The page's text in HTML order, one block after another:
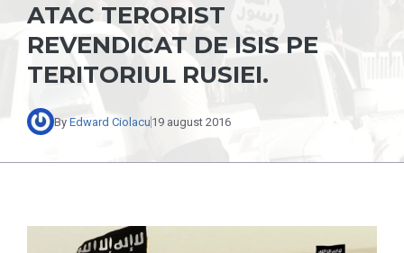
ATAC TERORIST
REVENDICAT DE ISIS PE
TERITORIUL RUSIEI.
ByEdward Ciolacu 19 august 2016